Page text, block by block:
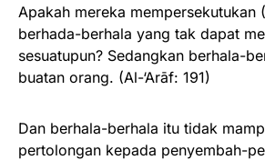
Apakah mereka mempersekutukan
berhada-berhala yang tak dapat
sesuatupun? Sedangkan berhala-
buatan orang. (Al-‘Arāf: 191)
Dan berhala-berhala itu tidak
pertolongan kepada penyembah-